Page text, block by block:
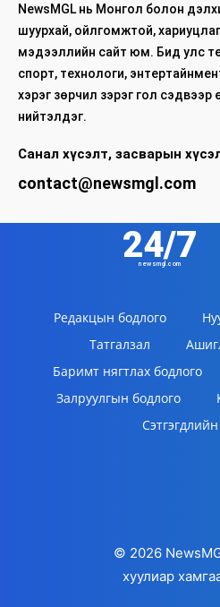
NewsMGL нь Монгол болон
шуурхай, ойлгомжтой,
мэдээллийн сайт юм. Бид улс
спорт, технологи,
хэрэг зөрчил зэрэг гол
нийтэлдэг.
Санал хүсэлт, засварын
contact@newsmgl.com
24/7
newsmgl.com
Редакцын бодлого
Татгалзал
Баримт нягтлах бодлого
Залруулгын бодлого
© 2026
хуулиар